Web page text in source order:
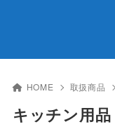
HOME 取扱商品
キッチン用品